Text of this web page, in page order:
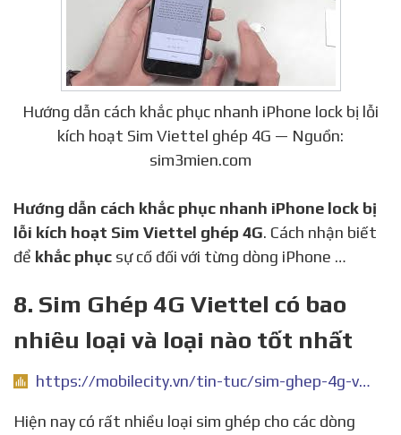
Hướng dẫn cách khắc phục nhanh iPhone lock bị lỗi
kích hoạt Sim Viettel ghép 4G — Nguồn:
sim3mien.com
Hướng dẫn cách khắc phục nhanh iPhone lock bị
lỗi kích hoạt Sim Viettel ghép 4G. Cách nhận biết
để khắc phục sự cố đối với từng dòng iPhone …
8. Sim Ghép 4G Viettel có bao
nhiêu loại và loại nào tốt nhất
https://mobilecity.vn/tin-tuc/sim-ghep-4g-viettel-co-bao-nhieu-loai-va-loai-nao-tot-nhat.html
Hiện nay có rất nhiều loại sim ghép cho các dòng